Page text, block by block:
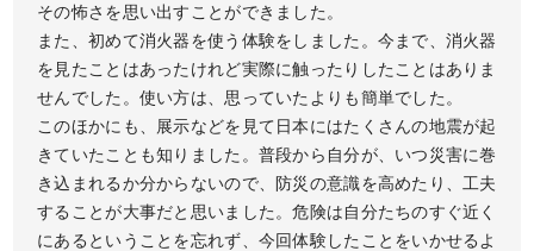
その怖さを思い出すことができました。
また、初めて消火器を使う体験をしました。今まで、消火器
を見たことはあったけれど実際に触ったりしたことはありま
せんでした。使い方は、思っていたよりも簡単でした。
このほかにも、展示などを見て日本にはたくさんの地震が起
きていたことも知りました。普段から自分が、いつ災害に巻
き込まれるか分からないので、防災の意識を高めたり、工夫
することが大事だと思いました。危険は自分たちのすぐ近く
にあるということを忘れず、今回体験したことをいかせるよ